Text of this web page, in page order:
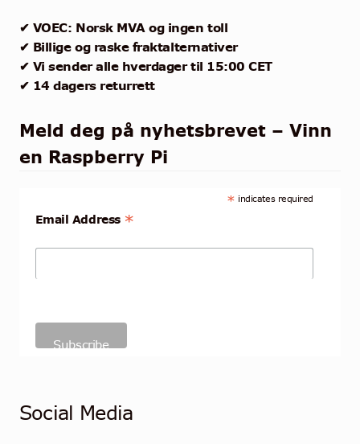
✔ VOEC: Norsk MVA og ingen toll
✔ Billige og raske fraktalternativer
✔ Vi sender alle hverdager til 15:00 CET
✔ 14 dagers returrett
Meld deg på nyhetsbrevet – Vinn
en Raspberry Pi
* indicates required
Email Address *
Social Media